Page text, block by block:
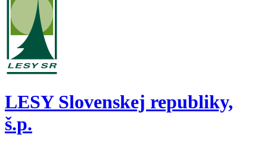
LESY Slovenskej republiky,
š.p.